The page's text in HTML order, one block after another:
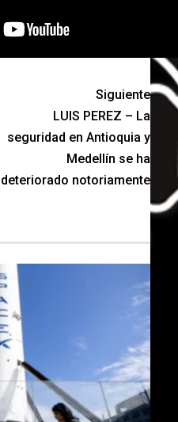
Siguiente
LUIS PEREZ – La
seguridad en Antioquia y
Medellín se ha
deteriorado notoriamente